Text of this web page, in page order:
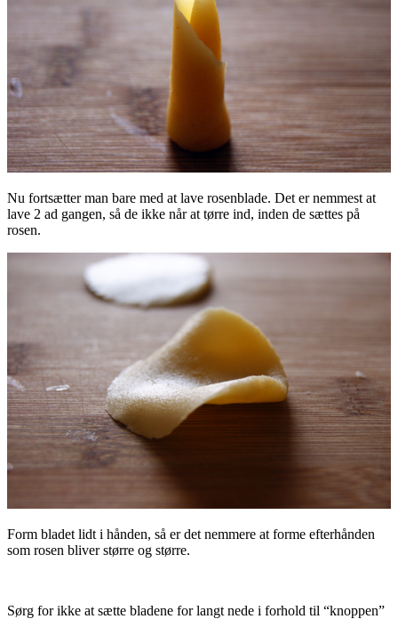
Nu fortsætter man bare med at lave rosenblade. Det er nemmest at
lave 2 ad gangen, så de ikke når at tørre ind, inden de sættes på
rosen.
Form bladet lidt i hånden, så er det nemmere at forme efterhånden
som rosen bliver større og større.
Sørg for ikke at sætte bladene for langt nede i forhold til “knoppen”